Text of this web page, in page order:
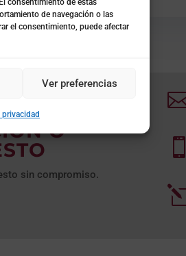
consentimiento de estas
de navegación o las
el consentimiento, puede afectar
Ver preferencias
O
sin compromiso.
